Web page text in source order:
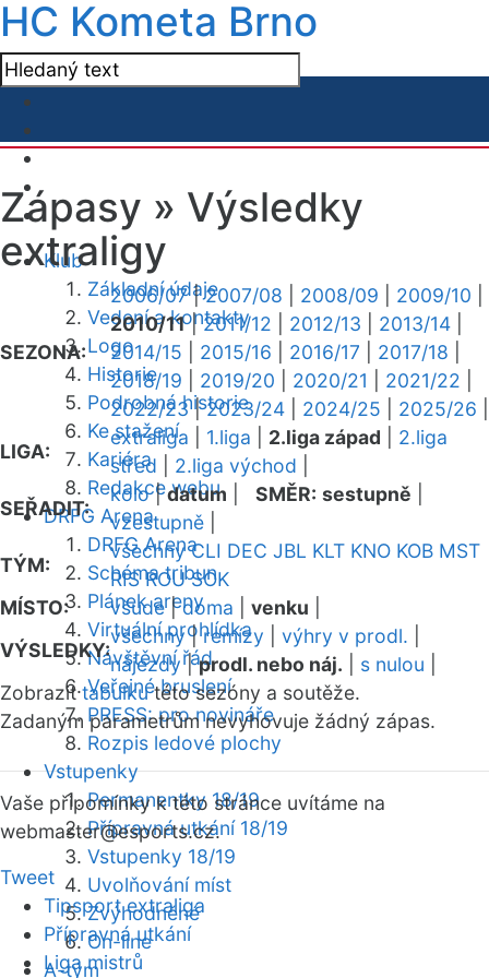
HC Kometa Brno
Klub
Základní údaje
Vedení a kontakty
Logo
Historie
Podrobná historie
Ke stažení
Kariéra
Redakce webu
DRFG Arena
DRFG Arena
Schéma tribun
Plánek areny
Virtuální prohlídka
Návštěvní řád
Veřejné bruslení
PRESS: pro novináře
Rozpis ledové plochy
Vstupenky
Permanentky 18/19
Přípravná utkání 18/19
Vstupenky 18/19
Uvolňování míst
Zvýhodněné
On-line
A-tým
Zápasy » Výsledky
extraligy
SEZONA:
2006/07|2007/08 2008/09 2009/10
2010/11|2011/12 2012/13 2013/14
2014/15
2015/16 2016/17 2017/18
2018/19
2019/20 2020/21 2021/22
2022/23|2023/24 2024/25 2025/26
LIGA:
extraliga 1.liga 2.liga západ
2.liga
střed
2.liga východ
SEŘADIT:
kolo|datum SMĚR: sestupně
vzestupně
TÝM:
všechny CLI DEC JBL KLT KNO KOB MST
RIS ROU SOK
MÍSTO:
všude|doma venku
VÝSLEDKY:
všechny|remízy výhry v prodl.
nájezdy|prodl. nebo náj. s nulou
Zobrazittabulkutéto sezóny a soutěže.
Zadaným parametrům nevyhovuje žádný zápas.
Vaše připomínky k této stránce uvítáme na
webmaster@esports.cz.
Tweet
Tipsport extraliga
Přípravná utkání
Liga mistrů